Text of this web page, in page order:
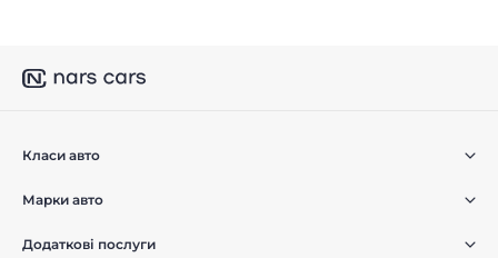
Класи авто
Марки авто
Додаткові послуги